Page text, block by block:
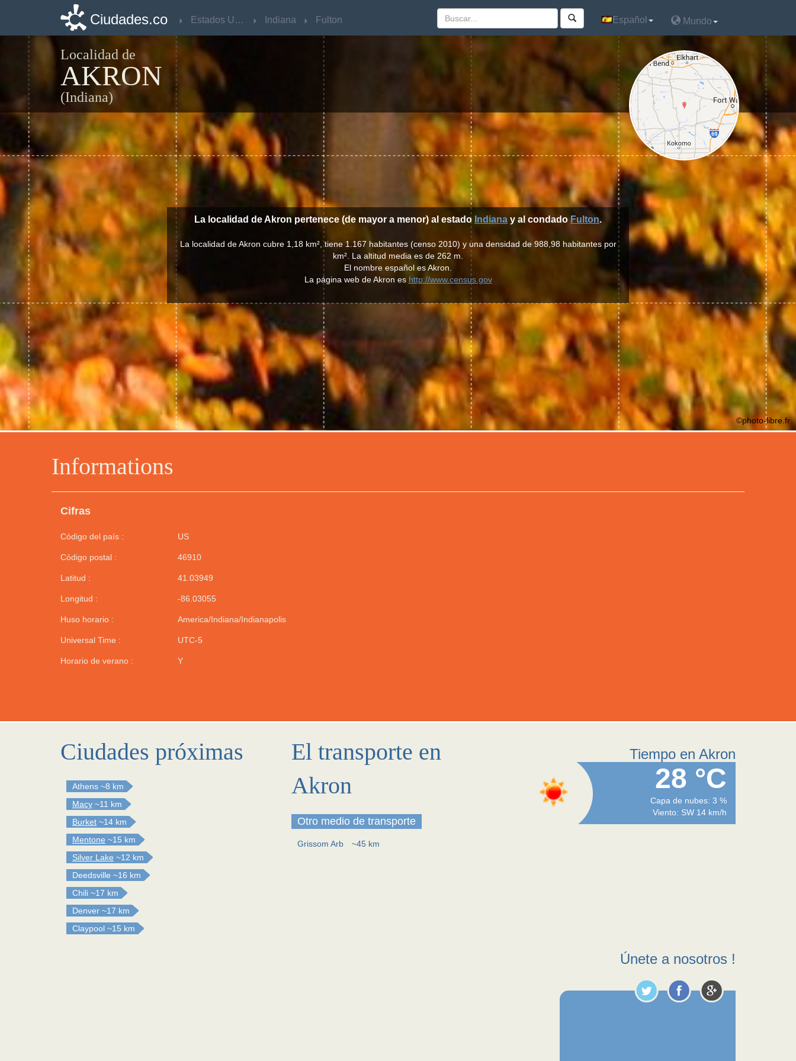
Ciudades.co Estados Unidos Indiana Fulton Español Mundo
Localidad de
AKRON
(Indiana)
Informations
Cifras
Código del país : US
Código postal : 46910
Latitud : 41.03949
Longitud : -86.03055
Huso horario : America/Indiana/Indianapolis
Universal Time : UTC-5
Horario de verano : Y
La localidad de Akron pertenece (de mayor a menor) al estado Indiana y al condadoFulton.
La localidad de Akron cubre 1,18 km², tiene 1.167 habitantes (censo 2010) y una densidad de 988,98 habitantes por
km². La altitud media es de 262 m.
El nombre español es Akron.
La página web de Akron es http://www.census.gov
©photo-libre.fr
Ciudades próximas
Athens ~8 km
Macy ~11 km
Burket ~14 km
Mentone ~15 km
Silver Lake ~12 km
Deedsville ~16 km
Chili ~17 km
Denver ~17 km
Claypool ~15 km
El transporte en
Akron
Otro medio de transporte
Grissom Arb ~45 km
Tiempo en Akron
28 °C
Capa de nubes: 3 %
Viento: SW 14 km/h
Únete a nosotros !
Ciudades.co Estados Unidos Indiana Fulton Español Mundo